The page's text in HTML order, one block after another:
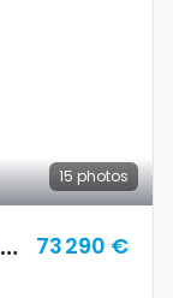
15 photos
73 290 €